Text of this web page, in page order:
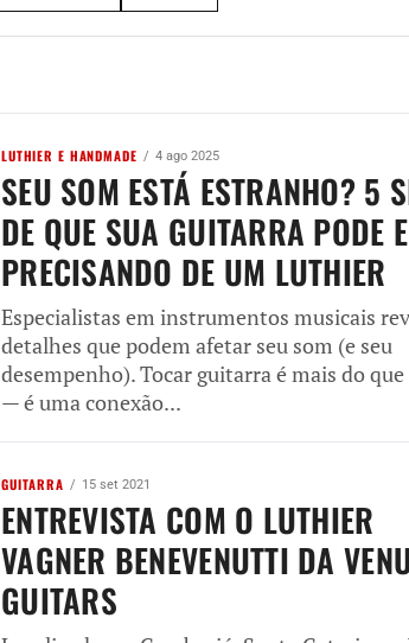
LUTHIER E HANDMADE 4 ago 2025
SEU SOM ESTÁ ESTRANHO? 5
DE QUE SUA GUITARRA PODE
PRECISANDO DE UM LUTHIER
Especialistas em instrumentos musicais
detalhes que podem afetar seu som (e seu
desempenho). Tocar guitarra é mais do
— é uma conexão...
GUITARRA 15 set 2021
ENTREVISTA COM O LUTHIER
VAGNER BENEVENUTTI DA
GUITARS